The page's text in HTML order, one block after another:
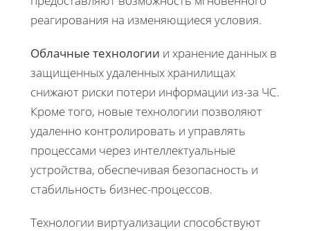
реагирования на изменяющиеся условия.
Облачные технологии и хранение данных в
защищенных удаленных хранилищах
снижают риски потери информации из-за ЧС.
Кроме того, новые технологии позволяют
удаленно контролировать и управлять
процессами через интеллектуальные
устройства, обеспечивая безопасность и
стабильность бизнес-процессов.
Технологии виртуализации способствуют